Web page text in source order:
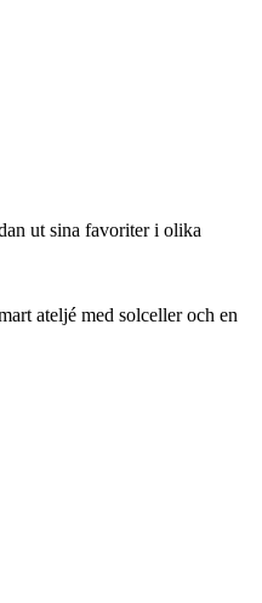
ut sina favoriter i olika
ateljé med solceller och en